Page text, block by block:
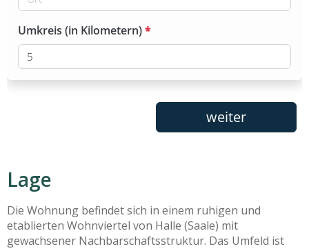
Lage
Die Wohnung befindet sich in einem ruhigen und
etablierten Wohnviertel von Halle (Saale) mit
gewachsener Nachbarschaftsstruktur. Das Umfeld ist